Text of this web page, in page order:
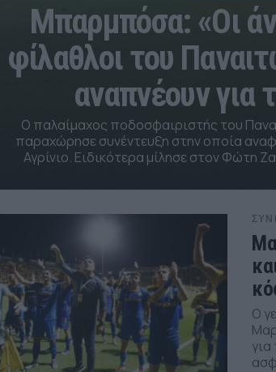
Μπαρμπόσα: «Οι
φίλαθλοι του
αναπνέουν για
Ο παλαίμαχος ποδοσφαιριστής του
παραχώρησε συνέντευξη στην οποία
Αγρίνιο. Ειδικότερα μίλησε στον Φώτη
Ο